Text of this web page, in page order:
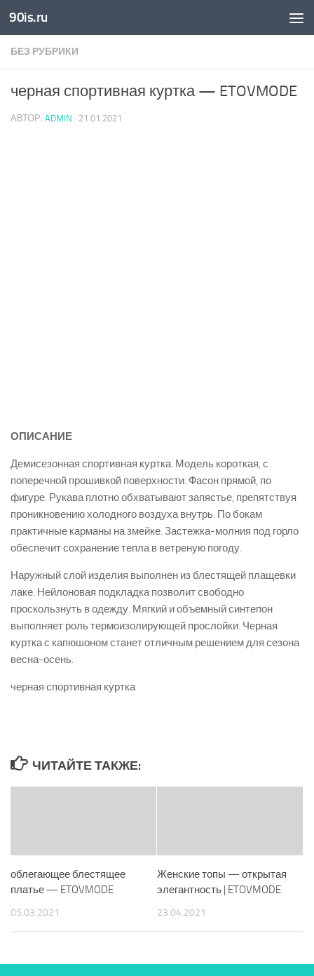
Skip to content
90is.ru
БЕЗ РУБРИКИ
черная спортивная куртка — ETOVMODE
АВТОР: ADMIN · 21.01.2021
ОПИСАНИЕ
Демисезонная спортивная куртка. Модель короткая, с
поперечной прошивкой поверхности. Фасон прямой, по
фигуре. Рукава плотно обхватывают запястье, препятствуя
проникновению холодного воздуха внутрь. По бокам
практичные карманы на змейке. Застежка-молния под горло
обеспечит сохранение тепла в ветреную погоду.
Наружный слой изделия выполнен из блестящей плащевки
лаке. Нейлоновая подкладка позволит свободно
проскользнуть в одежду. Мягкий и объемный синтепон
выполняет роль термоизолирующей прослойки. Черная
куртка с капюшоном станет отличным решением для сезона
весна-осень.
черная спортивная куртка
ЧИТАЙТЕ ТАКЖЕ:
облегающее блестящее
платье — ETOVMODE
05.03.2021
Женские топы — открытая
элегантность | ETOVMODE
23.04.2021